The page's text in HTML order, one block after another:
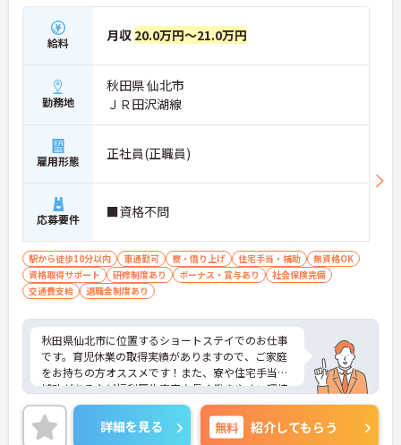
給料 月収 20.0万円～21.0万円
勤務地
秋田県 仙北市
ＪＲ田沢湖線
雇用形態 正社員(正職員)
応募要件 ■資格不問
駅から徒歩10分以内 車通勤可 寮・借り上げ 住宅手当・補助
無資格OK
資格取得サポート
研修制度あり ボーナス・賞与あり
社会保険完備
交通費支給
退職金制度あり
秋田県仙北市に位置するショートステイでのお仕事
です。育児休業の取得実績がありますので、ご家庭
をお持ちの方オススメです！また、寮や住宅手当の
補助があるなど福利厚生充実♪長く働きやすい環境
です。ご興味ある方には、面接対策ポイントなど、
さらに詳細をお話しいたしますのでお気軽にご相談
ください！
詳細を見る 無料 紹介してもらう